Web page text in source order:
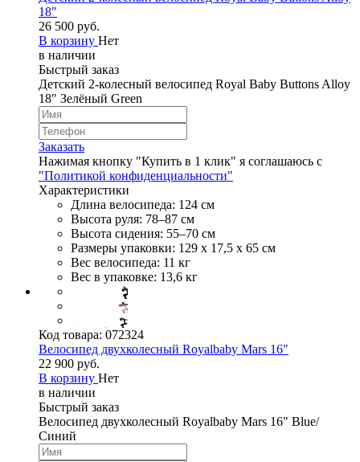
18"
26 500 руб.
В корзину Нет
в наличии
Быстрый заказ
Детский 2-колесный велосипед Royal Baby Buttons Alloy
18" Зелёный Green
Заказать
Нажимая кнопку "Купить в 1 клик" я соглашаюсь с
"Политикой конфиденциальности"
Характеристики
Длина велосипеда: 124 см
Высота руля: 78–87 см
Высота сидения: 55–70 см
Размеры упаковки: 129 х 17,5 х 65 см
Вес велосипеда: 11 кг
Вес в упаковке: 13,6 кг
Код товара: 072324
Велосипед двухколесный Royalbaby Mars 16"
22 900 руб.
В корзину Нет
в наличии
Быстрый заказ
Велосипед двухколесный Royalbaby Mars 16" Blue/
Синий